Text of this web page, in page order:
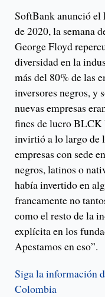
SoftBank anunció el
de 2020, la semana
George Floyd
diversidad en la
más del 80% de las
inversores negros, y
nuevas empresas
fines de lucro
invirtió a lo largo de
empresas con sede
negros, latinos o
había invertido en
francamente no
como el resto de la
explícita en los
Apestamos en eso”.
Siga la información
Colombia